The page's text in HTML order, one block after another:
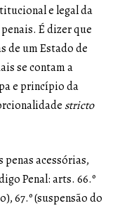
e legal da
É dizer que
de um Estado de
se contam a
e princípio da
stricto
penas acessórias,
Penal: arts. 66.º
67.º (suspensão do